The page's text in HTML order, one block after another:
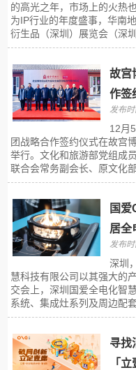
的高光之年，市场上的火热
为IP行业的年度盛事，华南
衍生品（深圳）展览会（深
故宫
作签
发布
12月
团战略合作签约仪式在故宫
举行。文化和旅游部党组成
联合会常务副会长、原文化
国爱
居全
发布
深圳
慧科技有限公司以其强大的
交会上，深圳国爱全电化智
系统、集成灶系列及周边配
寻找
「